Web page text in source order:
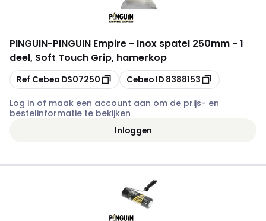
PINGUIN-PINGUIN Empire - Inox spatel 250mm - 1
deel, Soft Touch Grip, hamerkop
Kopiëren
Ref Cebeo DS07250 Kopiëren
Cebeo ID 8388153
Log in of maak een account aan om de prijs- en
bestelinformatie te bekijken
Inloggen